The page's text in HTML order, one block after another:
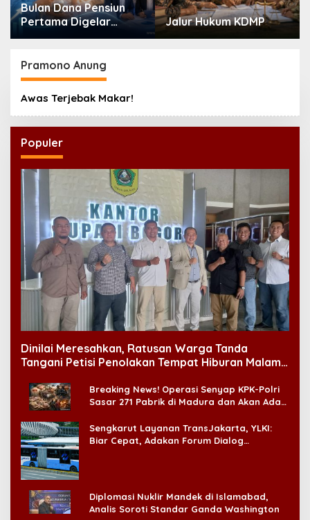
Jalur Hukum KDMP
Kabinet Bayangan
Desak Evaluasi Total
MBG Usai Rentetan
Pramono Anung
Awas Terjebak Makar!
Populer
Dinilai Meresahkan, Ratusan Warga Tanda
Tangani Petisi Penolakan Tempat Hiburan Malam
Breaking News! Operasi Senyap KPK-Polri
Sasar 271 Pabrik di Madura dan Akan Ada
Sengkarut Layanan TransJakarta, YLKI:
Biar Cepat, Adakan Forum Dialog
Diplomasi Nuklir Mandek di Islamabad,
Analis Soroti Standar Ganda Washington